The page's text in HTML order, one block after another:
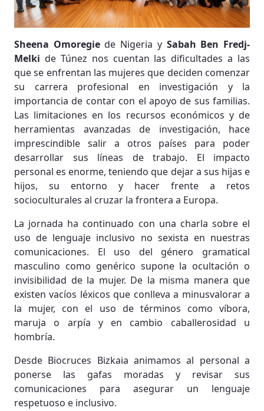
Sheena Omoregiede Nigeria y Sabah Ben Fredj-
Melki de Túnez nos cuentan las dificultades a las
que se enfrentan las mujeres que deciden comenzar
su carrera profesional en investigación y la
importancia de contar con el apoyo de sus familias.
Las limitaciones en los recursos económicos y de
herramientas avanzadas de investigación, hace
imprescindible salir a otros países para poder
desarrollar sus líneas de trabajo. El impacto
personal es enorme, teniendo que dejar a sus hijas e
hijos, su entorno y hacer frente a retos
socioculturales al cruzar la frontera a Europa.
La jornada ha continuado con una charla sobre el
uso de lenguaje inclusivo no sexista en nuestras
comunicaciones. El uso del género gramatical
masculino como genérico supone la ocultación o
invisibilidad de la mujer. De la misma manera que
existen vacíos léxicos que conlleva a minusvalorar a
la mujer, con el uso de términos como víbora,
maruja o arpía y en cambio caballerosidad u
hombría.
Desde Biocruces Bizkaia animamos al personal a
ponerse las gafas moradas y revisar sus
comunicaciones para asegurar un lenguaje
respetuoso e inclusivo.